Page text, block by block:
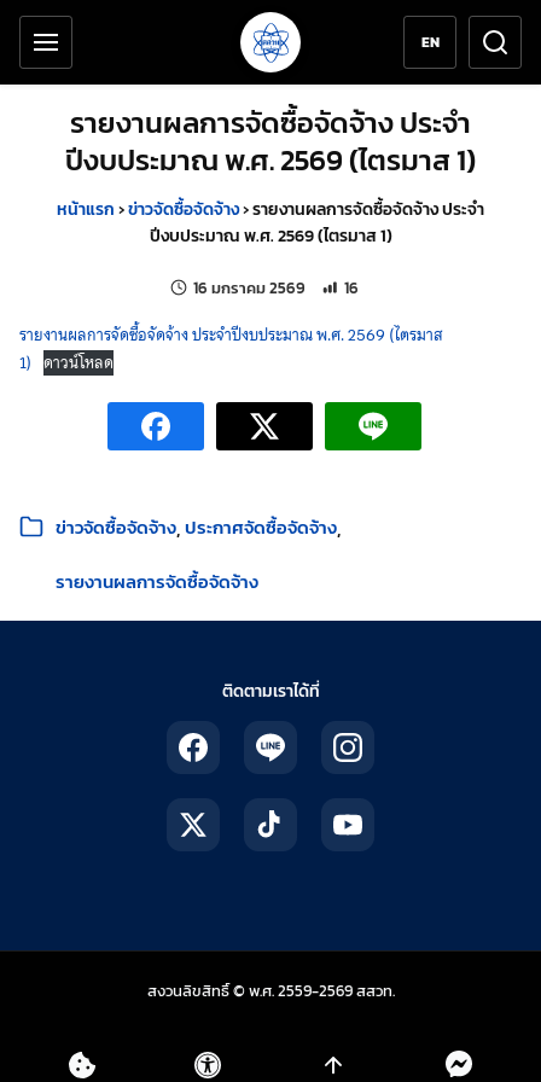
ข้ามไปยังเนื้อหาหลัก
เครื่องมือช่วยเหลือ
EN
รายงานผลการจัดซื้อจัดจ้าง ประจำ
ปีงบประมาณ พ.ศ. 2569 (ไตรมาส 1)
หน้าแรก›ข่าวจัดซื้อจัดจ้าง›รายงานผลการจัดซื้อจัดจ้าง ประจำ
ปีงบประมาณ พ.ศ. 2569 (ไตรมาส 1)
16 มกราคม 2569 แก้ไขล่าสุดเมื่อ:
จำนวนการเข้าชม 16 ครั้ง
16
รายงานผลการจัดซื้อจัดจ้าง ประจำปีงบประมาณ พ.ศ. 2569 (ไตรมาส
1) ดาวน์โหลด
หมวดหมู่:
ข่าวจัดซื้อจัดจ้าง ประกาศจัดซื้อจัดจ้าง
รายงานผลการจัดซื้อจัดจ้าง
ติดตามเราได้ที่
สงวนลิขสิทธิ์ © พ.ศ. 2559-2569สสวท.สถาบันส่งเสริมการสอ